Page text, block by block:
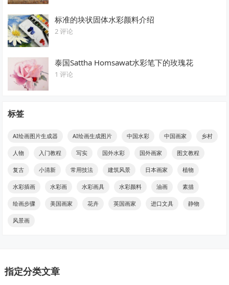
标准的块状固体水彩颜料介绍
2 评论
泰国Sattha Homsawat水彩笔下的玫瑰花
1 评论
标签
AI绘画图片生成器 AI绘画生成图片 中国水彩 中国画家 乡村
人物 入门教程 写实 国外水彩 国外画家 图文教程
复古 小清新 常用技法 建筑风景 日本画家 植物
水彩插画 水彩画 水彩画具 水彩颜料 油画 素描
绘画步骤 美国画家 花卉 英国画家 进口文具 静物
风景画
指定分类文章